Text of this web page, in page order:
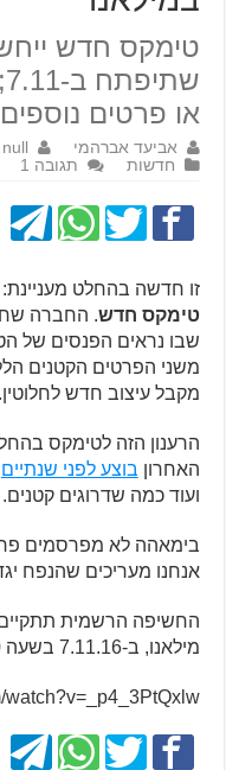
טימקס חדש
או פרטים נוספים
אביעד אברהמי null
חדשות
תגובה 1
זו חדשה בהחלט מעניינת:
טימקס חדש. החברה
שבו נראים הפנסים של
משני הפרטים הקטנים
מקבל עיצוב חדש לחלוטין.
הרענון הזה לטימקס
האחרון בוצע לפני שנתיים
ועוד כמה שדרוגים קטנים.
בימאהה לא מפרסמים
אנחנו מעריכים שהנפח יגדל מ-530 סמ"ק. אולי
החשיפה הרשמית
מילאנו, ב-7.11.16 בשעה 22:00 שעון ישראל. כמובן שנעדכן.
watch?v=_p4_3PtQxlw